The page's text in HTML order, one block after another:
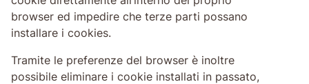
browser ed impedire che terze parti possano
installare i cookies.
Tramite le preferenze del browser è inoltre
possibile eliminare i cookie installati in passato,